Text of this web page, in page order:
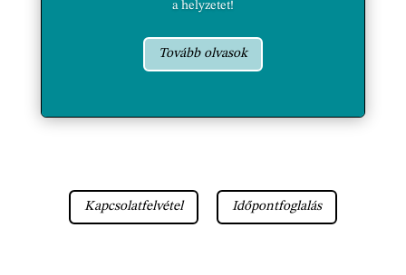
a helyzetet!
Tovább olvasok
Kapcsolatfelvétel Időpontfoglalás